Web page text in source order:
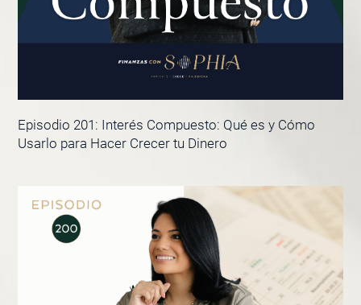
Episodio 201: Interés Compuesto: Qué es y Cómo
Usarlo para Hacer Crecer tu Dinero